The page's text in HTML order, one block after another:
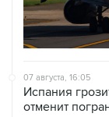
07 августа, 16:05
Испания
отменит